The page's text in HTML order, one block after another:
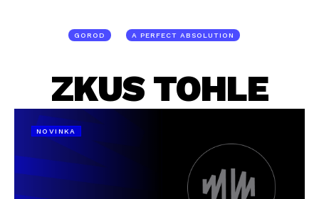
GOROD A PERFECT ABSOLUTION
ZKUS TOHLE
NOVINKA